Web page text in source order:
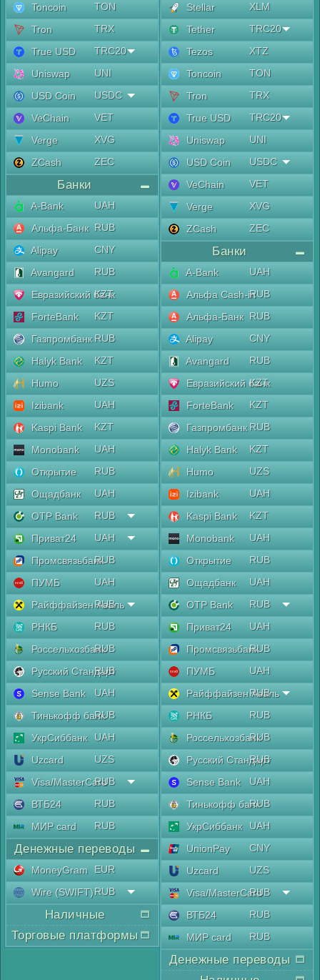
Toncoin
TON
Tron
TRX
True USD
TRC20
Uniswap
UNI
USD Coin
USDC
VeChain
VET
Verge
XVG
ZCash
ZEC
Банки
A-Bank
UAH
Альфа-Банк RUB
Alipay
CNY
Avangard
RUB
Евразийский банк
KZT
ForteBank
KZT
Газпромбанк RUB
Halyk Bank
KZT
Humo
UZS
Izibank
UAH
Kaspi Bank
KZT
Monobank
UAH
Открытие
RUB
Ощадбанк
UAH
OTP Bank
RUB
Приват24
UAH
ПромсвязьбанкRUB
ПУМБ
UAH
Райффайзен Аваль
RUB
РНКБ
RUB
РоссельхозбанкRUB
Русский Стандарт
RUB
Sense Bank
UAH
Тинькофф банкRUB
УкрСиббанк
UAH
Uzcard
UZS
Visa/MasterCard
RUB
ВТБ24
RUB
МИР card
RUB
Денежные переводы
MoneyGram
EUR
Wire (SWIFT)RUB
Наличные
Торговые платформы
Stellar
XLM
Tether
TRC20
Tezos
XTZ
Toncoin
TON
Tron
TRX
True USD
TRC20
Uniswap
UNI
USD Coin
USDC
VeChain
VET
Verge
XVG
ZCash
ZEC
Банки
A-Bank
UAH
Альфа Cash-inRUB
Альфа-Банк RUB
Alipay
CNY
Avangard
RUB
Евразийский банк
KZT
ForteBank
KZT
Газпромбанк RUB
Halyk Bank
KZT
Humo
UZS
Izibank
UAH
Kaspi Bank
KZT
Monobank
UAH
Открытие
RUB
Ощадбанк
UAH
OTP Bank
RUB
Приват24
UAH
ПромсвязьбанкRUB
ПУМБ
UAH
Райффайзен Аваль
RUB
РНКБ
RUB
РоссельхозбанкRUB
Русский Стандарт
RUB
Sense Bank
UAH
Тинькофф банкRUB
УкрСиббанк
UAH
UnionPay
CNY
Uzcard
UZS
Visa/MasterCard
RUB
ВТБ24
RUB
МИР card
RUB
Денежные переводы